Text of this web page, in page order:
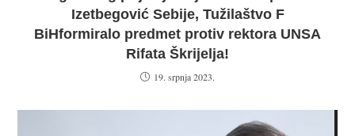
Izetbegović Sebije, Tužilaštvo F
BiHformiralo predmet protiv rektora UNSA
Rifata Škrijelja!
19. srpnja 2023.